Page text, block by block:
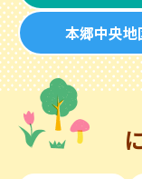
本郷中央地